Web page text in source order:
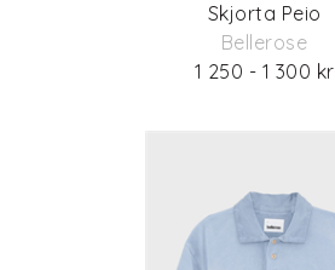
Skjorta Peio
Bellerose
1 250 - 1 300 kr